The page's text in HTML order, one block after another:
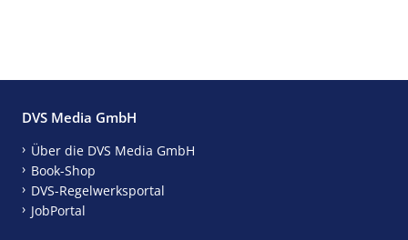
DVS Media GmbH
Über die DVS Media GmbH
Book-Shop
DVS-Regelwerksportal
JobPortal